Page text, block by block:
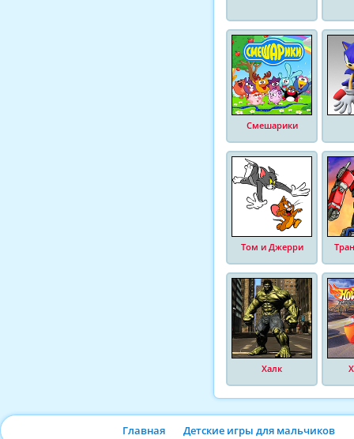
Смешарики
Том и Джерри
Халк
Главная Детские игры для мальчиков